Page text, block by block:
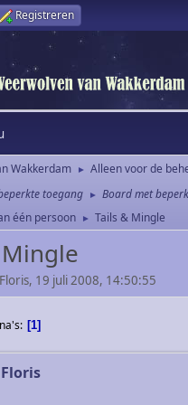
Registreren
Wakkerdam ► Alleen voor de
toegang ► Board met
één persoon ► Tails & Mingle
19 juli 2008, 14:50:55
1
Floris